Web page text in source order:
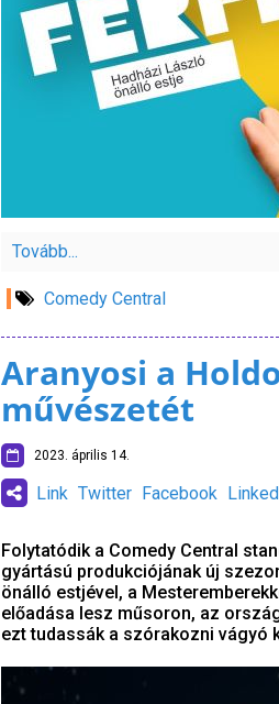
Tovább...
Comedy Central
Aranyosi a
művészetét
2023. április 14.
Link Twitter Facebook
Folytatódik a Comedy Central
gyártású produkciójának új
önálló estjével, a
előadása lesz műsoron, az
ezt tudassák a szórakozni vágyó